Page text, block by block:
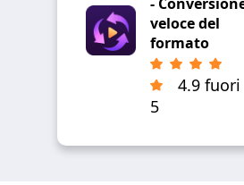
veloce del
formato
4.9 fuori
5